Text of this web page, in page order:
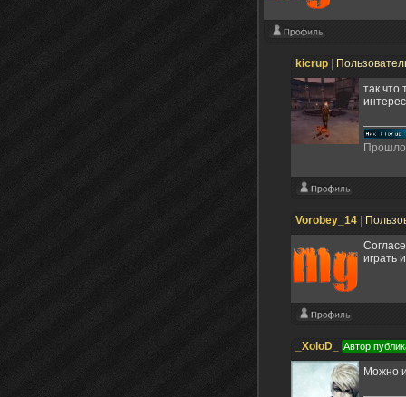
kicrup
так что
Прошло
Vorobey_14
играть
_XoloD_ Автор
Можно